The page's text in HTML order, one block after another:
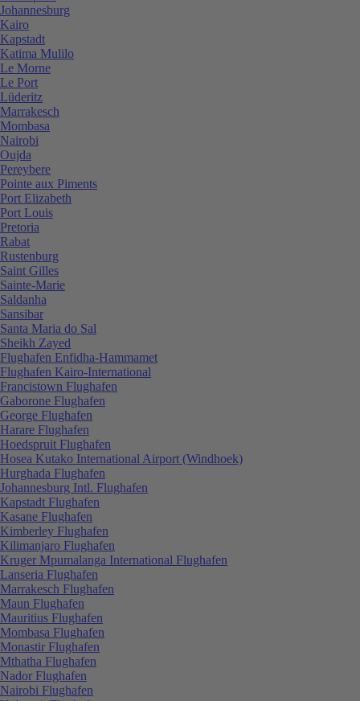
Johannesburg
Kairo
Kapstadt
Katima Mulilo
Le Morne
Le Port
Lüderitz
Marrakesch
Mombasa
Nairobi
Oujda
Pereybere
Pointe aux Piments
Port Elizabeth
Port Louis
Pretoria
Rabat
Rustenburg
Saint Gilles
Sainte-Marie
Saldanha
Sansibar
Santa Maria do Sal
Sheikh Zayed
Flughafen Enfidha-Hammamet
Flughafen Kairo-International
Francistown Flughafen
Gaborone Flughafen
George Flughafen
Harare Flughafen
Hoedspruit Flughafen
Hosea Kutako International Airport (Windhoek)
Hurghada Flughafen
Johannesburg Intl. Flughafen
Kapstadt Flughafen
Kasane Flughafen
Kimberley Flughafen
Kilimanjaro Flughafen
Kruger Mpumalanga International Flughafen
Lanseria Flughafen
Marrakesch Flughafen
Maun Flughafen
Mauritius Flughafen
Mombasa Flughafen
Monastir Flughafen
Mthatha Flughafen
Nador Flughafen
Nairobi Flughafen